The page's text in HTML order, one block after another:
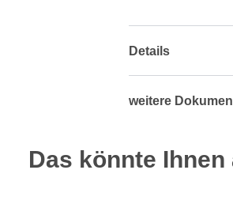
Details
weitere
Das könnte